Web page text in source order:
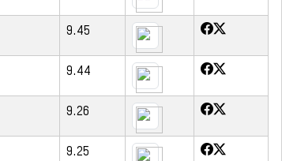
9.45
9.44
9.26
9.25